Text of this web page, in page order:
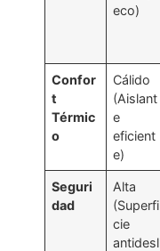
eco)
Confor
t
Térmic
o
Cálido
(Aislant
e
eficient
e)
Seguri
dad
Alta
(Superfi
cie
antidesl